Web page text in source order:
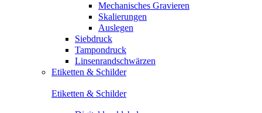
Mechanisches Gravieren
Skalierungen
Auslegen
Siebdruck
Tampondruck
Linsenrandschwärzen
Etiketten & Schilder
Etiketten & Schilder